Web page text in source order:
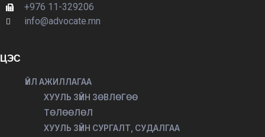
+976 11-329206
info@advocate.mn
ЦЭС
ҮЙЛ АЖИЛЛАГАА
ХУУЛЬ ЗҮЙН ЗӨВЛӨГӨӨ
ТӨЛӨӨЛӨЛ
ХУУЛЬ ЗҮЙН СУРГАЛТ, СУДАЛГАА